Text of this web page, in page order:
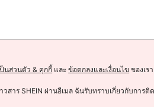
ะสำหรับ ทำความสะอาดในครัวเรือน ห้องน้ำ ภา
นส่วนตัว & คุกกี้ และข้อตกลงและเงื่อนไข ของเรา
สาร SHEIN ผ่านอีเมล ฉันรับทราบเกี่ยวกับการติ